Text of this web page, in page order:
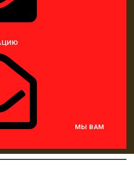
МЫ ВАМ